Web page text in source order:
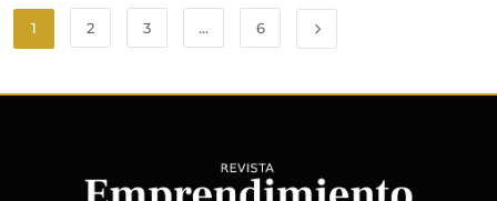
1 2 3 … 6